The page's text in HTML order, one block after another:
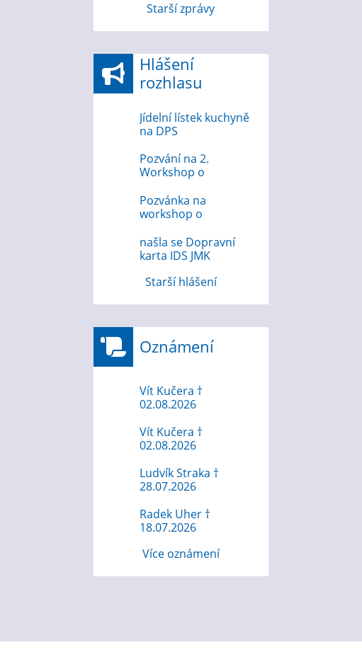
Starší zprávy
Hlášení
rozhlasu
Jídelní lístek kuchyně
na DPS
Pozvání na 2.
Workshop o
internetu
Pozvánka na
workshop o
internetu 12.8.2026
našla se Dopravní
karta IDS JMK
Starší hlášení
Oznámení
Vít Kučera †
02.08.2026
Vít Kučera †
02.08.2026
Ludvík Straka †
28.07.2026
Radek Uher †
18.07.2026
Více oznámení